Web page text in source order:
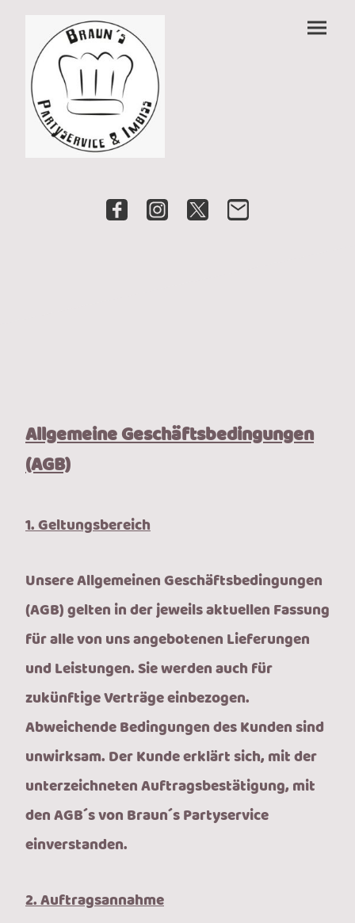
Allgemeine Geschäftsbedingungen
(AGB)
1. Geltungsbereich
Unsere Allgemeinen Geschäftsbedingungen
(AGB) gelten in der jeweils aktuellen Fassung
für alle von uns angebotenen Lieferungen
und Leistungen. Sie werden auch für
zukünftige Verträge einbezogen.
Abweichende Bedingungen des Kunden sind
unwirksam. Der Kunde erklärt sich, mit der
unterzeichneten Auftragsbestätigung, mit
den AGB´s von Braun´s Partyservice
einverstanden.
2. Auftragsannahme